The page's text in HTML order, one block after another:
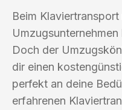
Beim
Doch der
dir einen
perfekt an deine
erfahrenen